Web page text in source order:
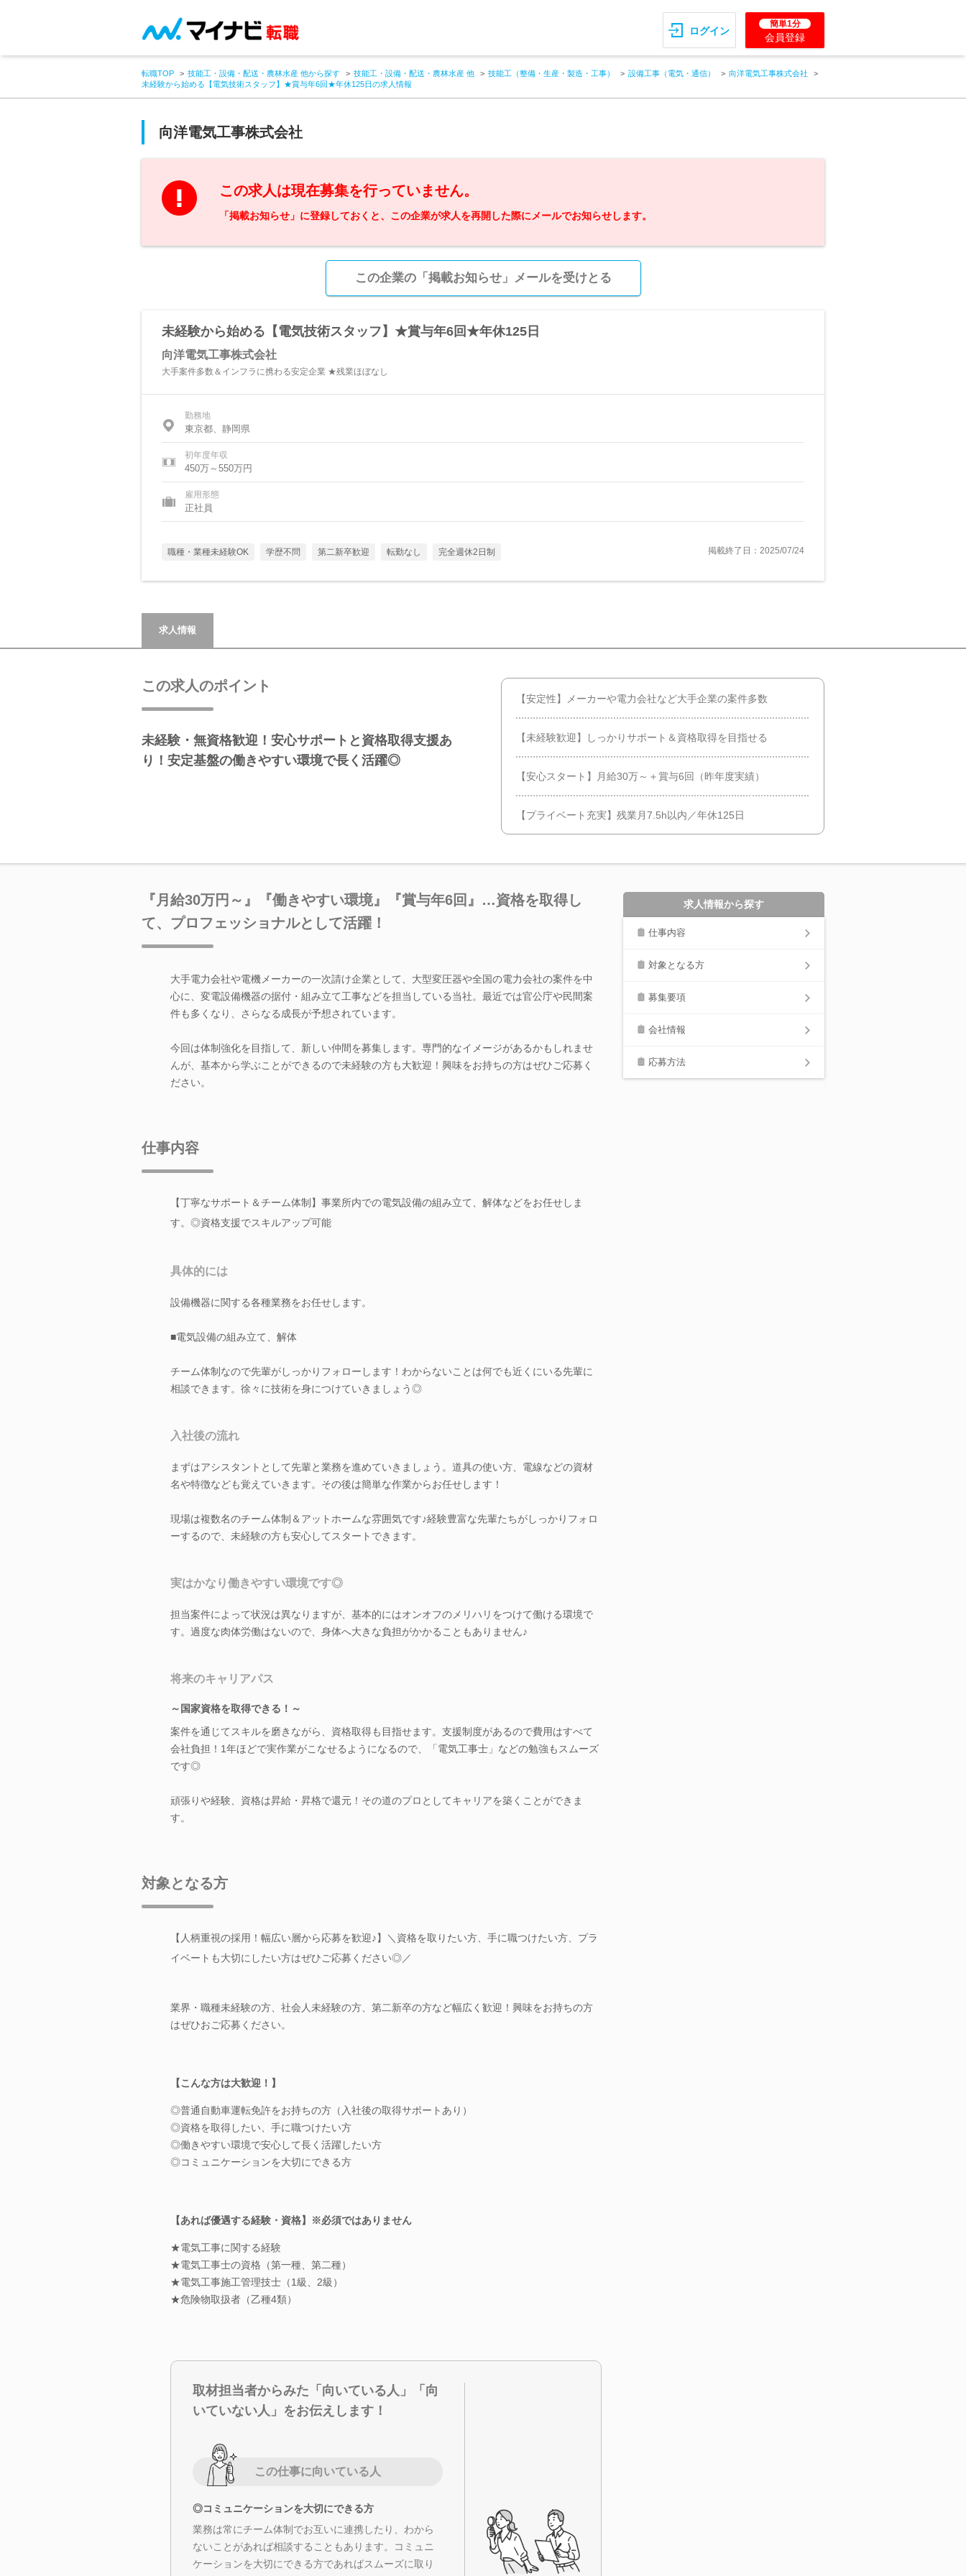
ログイン
簡単1分
会員登録
転職TOP 技能工・設備・配送・農林水産 他から探す 技能工・設備・配送・農林水産 他 技能工（整備・生産・製造・工事） 設備工事（電気・通信）
向洋電気工事株式会社
未経験から始める【電気技術スタッフ】★賞与年6回★年休125日の求人情報
向洋電気工事株式会社
この求人は現在募集を行っていません。
「掲載お知らせ」に登録しておくと、この企業が求人を再開した際にメールでお知らせします。
この企業の「掲載お知らせ」メールを受けとる
未経験から始める【電気技術スタッフ】★賞与年6回★年休125日
向洋電気工事株式会社
大手案件多数＆インフラに携わる安定企業 ★残業ほぼなし
勤務地
東京都、静岡県
初年度年収
450万～550万円
雇用形態
正社員
職種・業種未経験OK 学歴不問 第二新卒歓迎 転勤なし 完全週休2日制 掲載終了日：2025/07/24
求人情報
この求人のポイント
未経験・無資格歓迎！安心サポートと資格取得支援あ
り！安定基盤の働きやすい環境で長く活躍◎
【安定性】メーカーや電力会社など大手企業の案件多数
【未経験歓迎】しっかりサポート＆資格取得を目指せる
【安心スタート】月給30万～＋賞与6回（昨年度実績）
【プライベート充実】残業月7.5h以内／年休125日
『月給30万円～』『働きやすい環境』『賞与年6回』…資格を取得し
て、プロフェッショナルとして活躍！
大手電力会社や電機メーカーの一次請け企業として、大型変圧器や全国の電力会社の案件を中
心に、変電設備機器の据付・組み立て工事などを担当している当社。最近では官公庁や民間案
件も多くなり、さらなる成長が予想されています。
今回は体制強化を目指して、新しい仲間を募集します。専門的なイメージがあるかもしれませ
んが、基本から学ぶことができるので未経験の方も大歓迎！興味をお持ちの方はぜひご応募く
ださい。
仕事内容
【丁寧なサポート＆チーム体制】事業所内での電気設備の組み立て、解体などをお任せしま
す。◎資格支援でスキルアップ可能
具体的には
設備機器に関する各種業務をお任せします。
■電気設備の組み立て、解体
チーム体制なので先輩がしっかりフォローします！わからないことは何でも近くにいる先輩に
相談できます。徐々に技術を身につけていきましょう◎
入社後の流れ
まずはアシスタントとして先輩と業務を進めていきましょう。道具の使い方、電線などの資材
名や特徴なども覚えていきます。その後は簡単な作業からお任せします！
現場は複数名のチーム体制＆アットホームな雰囲気です♪経験豊富な先輩たちがしっかりフォロ
ーするので、未経験の方も安心してスタートできます。
実はかなり働きやすい環境です◎
担当案件によって状況は異なりますが、基本的にはオンオフのメリハリをつけて働ける環境で
す。過度な肉体労働はないので、身体へ大きな負担がかかることもありません♪
将来のキャリアパス
～国家資格を取得できる！～
案件を通じてスキルを磨きながら、資格取得も目指せます。支援制度があるので費用はすべて
会社負担！1年ほどで実作業がこなせるようになるので、「電気工事士」などの勉強もスムーズ
です◎
頑張りや経験、資格は昇給・昇格で還元！その道のプロとしてキャリアを築くことができま
す。
対象となる方
【人柄重視の採用！幅広い層から応募を歓迎♪】＼資格を取りたい方、手に職つけたい方、プラ
イベートも大切にしたい方はぜひご応募ください◎／
業界・職種未経験の方、社会人未経験の方、第二新卒の方など幅広く歓迎！興味をお持ちの方
はぜひおご応募ください。
【こんな方は大歓迎！】
◎普通自動車運転免許をお持ちの方（入社後の取得サポートあり）
◎資格を取得したい、手に職つけたい方
◎働きやすい環境で安心して長く活躍したい方
◎コミュニケーションを大切にできる方
【あれば優遇する経験・資格】※必須ではありません
★電気工事に関する経験
★電気工事士の資格（第一種、第二種）
★電気工事施工管理技士（1級、2級）
★危険物取扱者（乙種4類）
取材担当者からみた「向いている人」「向
いていない人」をお伝えします！
この仕事に向いている人
◎コミュニケーションを大切にできる方
業務は常にチーム体制でお互いに連携したり、わから
ないことがあれば相談することもあります。コミュニ
ケーションを大切にできる方であればスムーズに取り
求人情報から探す
仕事内容
対象となる方
募集要項
会社情報
応募方法